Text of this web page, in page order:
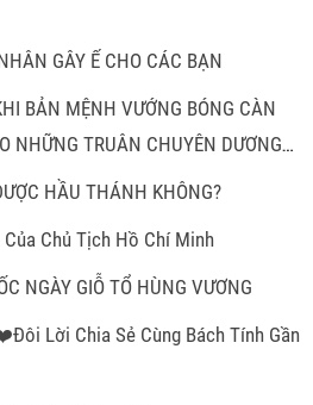
GÂY Ế CHO CÁC BẠN
BẢN MỆNH VƯỚNG BÓNG CÀN
NHỮNG TRUÂN CHUYÊN DƯƠNG
HẦU THÁNH KHÔNG?
Chủ Tịch Hồ Chí Minh
NGÀY GIỖ TỔ HÙNG VƯƠNG
Lời Chia Sẻ Cùng Bách Tính Gần